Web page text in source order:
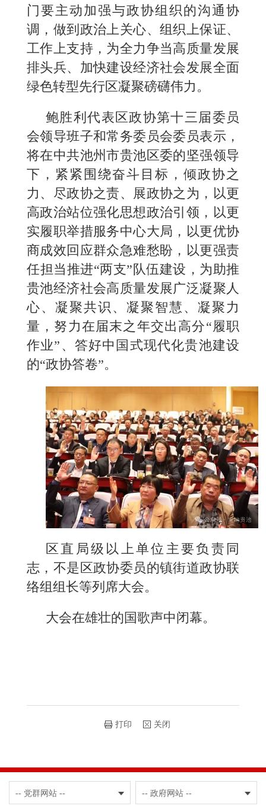
门要主动加强与政协组织的沟通协
调，做到政治上关心、组织上保证、
工作上支持，为全力争当高质量发展
排头兵、加快建设经济社会发展全面
绿色转型先行区凝聚磅礴伟力。
鲍胜利代表区政协第十三届委员
会领导班子和常务委员会委员表示，
将在中共池州市贵池区委的坚强领导
下，紧紧围绕奋斗目标，倾政协之
力、尽政协之责、展政协之为，以更
高政治站位强化思想政治引领，以更
实履职举措服务中心大局，以更优协
商成效回应群众急难愁盼，以更强责
任担当推进“两支”队伍建设，为助推
贵池经济社会高质量发展广泛凝聚人
心、凝聚共识、凝聚智慧、凝聚力
量，努力在届末之年交出高分“履职
作业”、答好中国式现代化贵池建设
的“政协答卷”。
区直局级以上单位主要负责同
志，不是区政协委员的镇街道政协联
络组组长等列席大会。
大会在雄壮的国歌声中闭幕。
打印 关闭
-- 党群网站 -- -- 政府网站 --